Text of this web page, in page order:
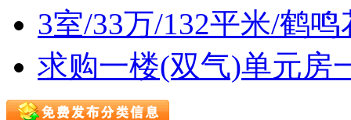
3室/33万/132平米/鹤
求购一楼(双气)单元房